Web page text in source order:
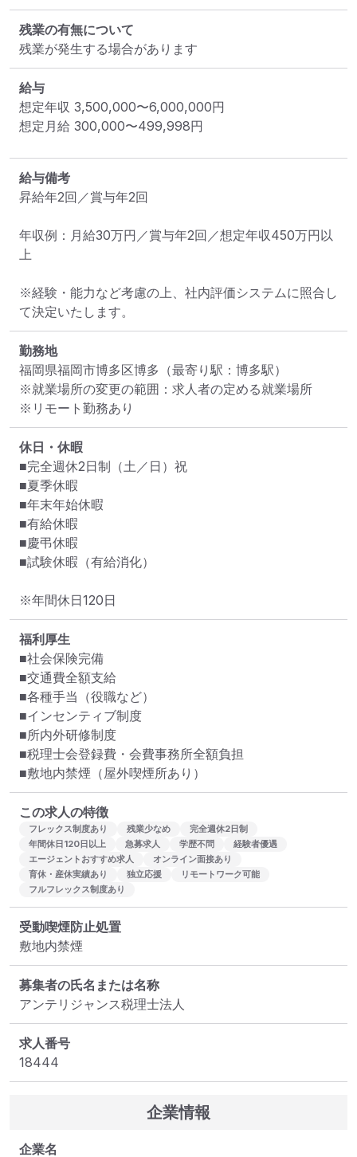
残業の有無について
残業が発生する場合があります
給与
想定年収 3,500,000〜6,000,000円
想定月給 300,000〜499,998円
給与備考
昇給年2回／賞与年2回
年収例：月給30万円／賞与年2回／想定年収450万円以
上
※経験・能力など考慮の上、社内評価システムに照合し
て決定いたします。
勤務地
福岡県福岡市博多区博多 （最寄り駅：博多駅）
※就業場所の変更の範囲：求人者の定める就業場所
※リモート勤務あり
休日・休暇
■完全週休2日制（土／日）祝
■夏季休暇
■年末年始休暇
■有給休暇
■慶弔休暇
■試験休暇（有給消化）
※年間休日120日
福利厚生
■社会保険完備
■交通費全額支給
■各種手当（役職など）
■インセンティブ制度
■所内外研修制度
■税理士会登録費・会費事務所全額負担
■敷地内禁煙（屋外喫煙所あり）
この求人の特徴
フレックス制度あり 残業少なめ
完全週休2日制
年間休日120日以上
急募求人 学歴不問
経験者優遇
エージェントおすすめ求人
オンライン面接あり
育休・産休実績あり
独立応援
リモートワーク可能
フルフレックス制度あり
受動喫煙防止処置
敷地内禁煙
募集者の氏名または名称
アンテリジャンス税理士法人
求人番号
18444
企業情報
企業名